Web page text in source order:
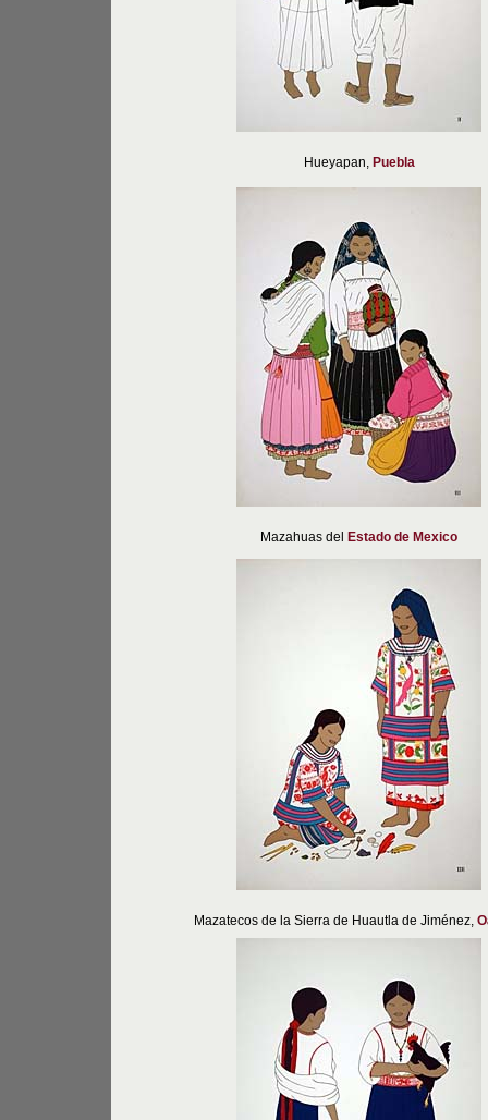
Hueyapan, Puebla
Mazahuas del Estado de Mexico
Mazatecos de la Sierra de Huautla de Jiménez,